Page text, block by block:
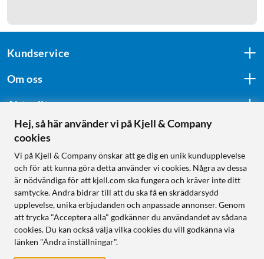
Kundservice
Om oss
Aktuellt
Följ oss
Handla från:
Sverige
Norge
Hej, så här använder vi på Kjell & Company
cookies
Vi på Kjell & Company önskar att ge dig en unik kundupplevelse
och för att kunna göra detta använder vi cookies. Några av dessa
är nödvändiga för att kjell.com ska fungera och kräver inte ditt
samtycke. Andra bidrar till att du ska få en skräddarsydd
upplevelse, unika erbjudanden och anpassade annonser. Genom
att trycka "Acceptera alla" godkänner du användandet av sådana
cookies. Du kan också välja vilka cookies du vill godkänna via
länken "Ändra inställningar".